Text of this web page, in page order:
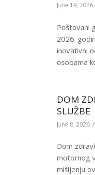
June 19, 2026
Poštovani
2026.
inovativni
osobama
DOM
SLUŽBE
June 8, 2026 /
Dom
motornog
mišljenju